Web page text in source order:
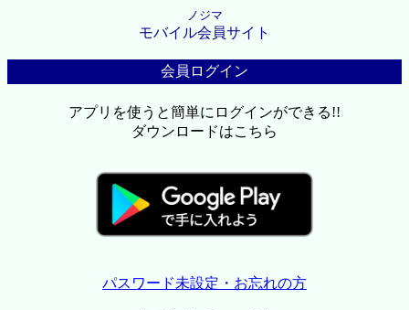
ノジマ
モバイル会員サイト
会員ログイン
アプリを使うと簡単にログインができる!!
ダウンロードはこちら
パスワード未設定・お忘れの方